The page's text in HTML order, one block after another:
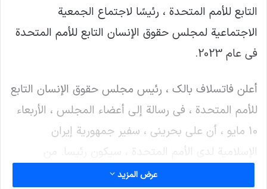
التابع للأمم المتحدة ، رئيسًا لاجتماع الجمعية
الاجتماعية لمجلس حقوق الإنسان التابع للأمم المتحدة
في عام 2023.
أعلن فاتسلاف بالك ، رئيس مجلس حقوق الإنسان التابع
للأمم المتحدة ، في رسالة إلى أعضاء المجلس ، الأربعاء
10 مايو ، أن علي بحريني ، سفير جمهورية إيران
الإسلامية لدى الأمم المتحدة ، سيكون رئيسا. من
الاجتماع الذي استمر يومين للجمعية الاجتماعية
عرض المزيد